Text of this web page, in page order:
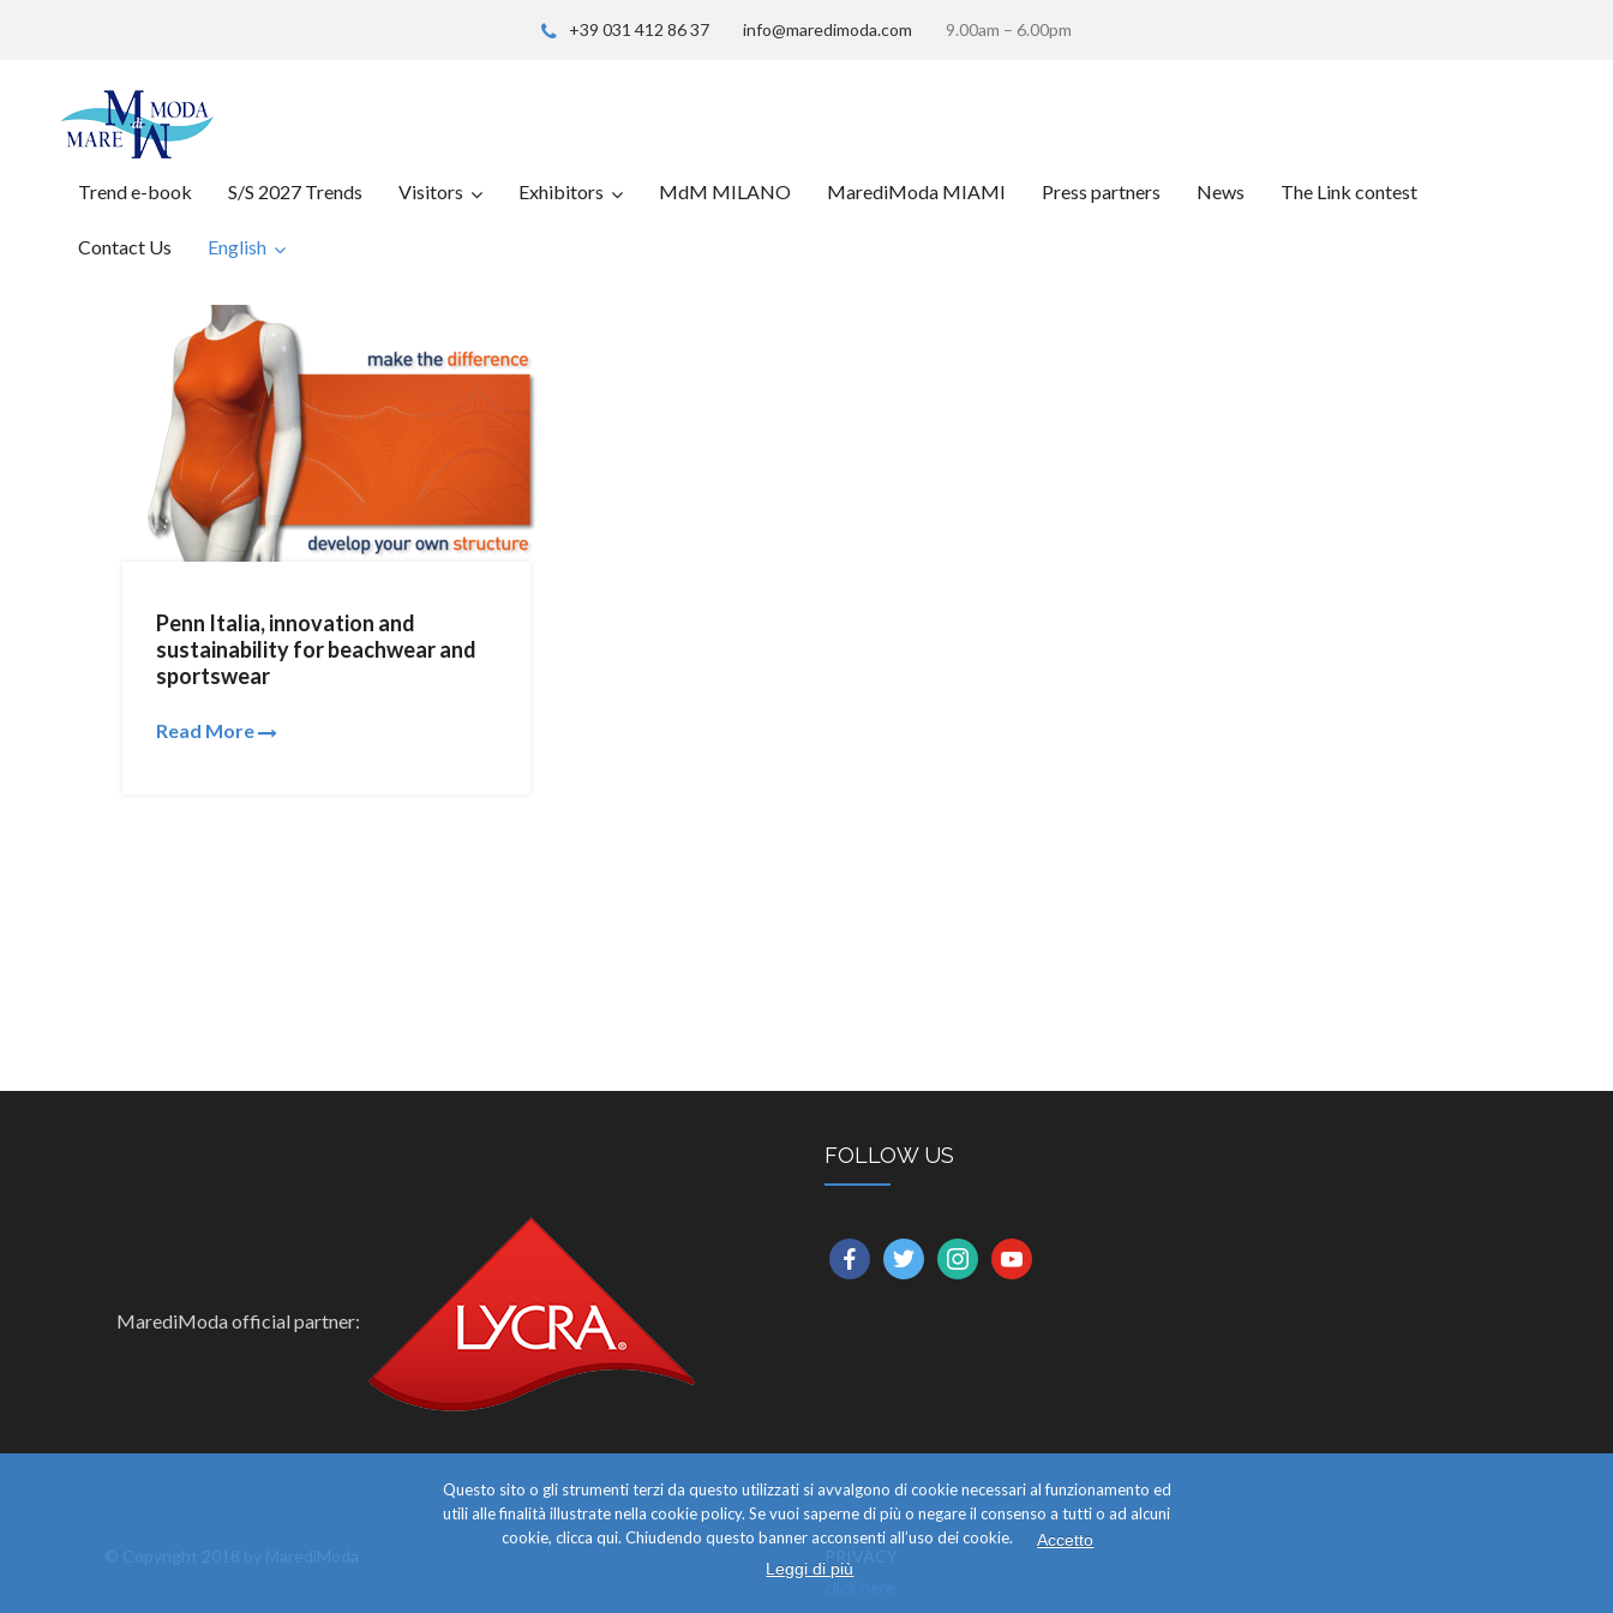
+39 031 412 86 37 info@maredimoda.com 9.00am – 6.00pm
Trend e-book S/S 2027 Trends Visitors Exhibitors MdM MILANO MarediModa MIAMI Press partners News The Link contest
Contact Us English
Penn Italia, innovation and
sustainability for beachwear and
sportswear
Read More
MarediModa official partner:
FOLLOW US
facebooktwitterinstagramyoutube
Questo sito o gli strumenti terzi da questo utilizzati si avvalgono di cookie necessari al funzionamento ed
utili alle finalità illustrate nella cookie policy. Se vuoi saperne di più o negare il consenso a tutti o ad alcuni
cookie, clicca qui. Chiudendo questo banner acconsenti all’uso dei cookie.
Accetto
Leggi di più